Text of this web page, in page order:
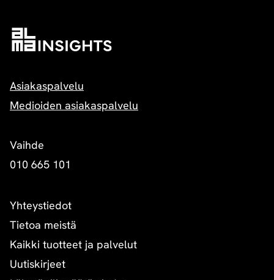
Asiakaspalvelu
Medioiden asiakaspalvelu
Vaihde
010 665 101
Yhteystiedot
Tietoa meistä
Kaikki tuotteet ja palvelut
Uutiskirjeet